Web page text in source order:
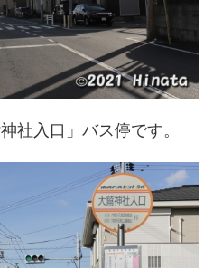
社入口」バス停です。